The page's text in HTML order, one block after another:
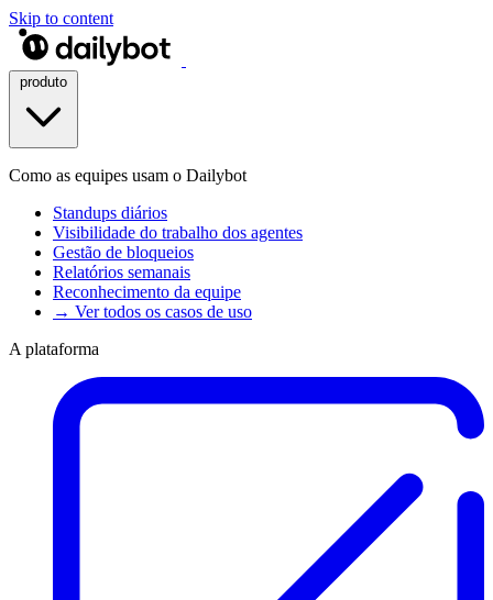
Skip to content
Como as equipes usam o Dailybot
Standups diários
Visibilidade do trabalho dos agentes
Gestão de bloqueios
Relatórios semanais
Reconhecimento da equipe
→ Ver todos os casos de uso
A plataforma